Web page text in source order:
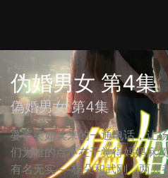
伪婚男女 第4集
偽婚男女 第4集
婆婆突如其来的一通电话，让
们为难的点不在于觉得妈妈麻
有名无实──杨朵和武刚，两人